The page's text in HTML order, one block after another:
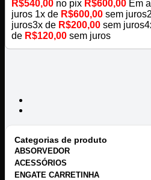
R$540,00 no pix R$600,00 Em
juros 1x de R$600,00 sem juros
juros3x de R$200,00 sem juros
de R$120,00 sem juros
Categorias de produto
ABSORVEDOR
ACESSÓRIOS
ENGATE CARRETINHA